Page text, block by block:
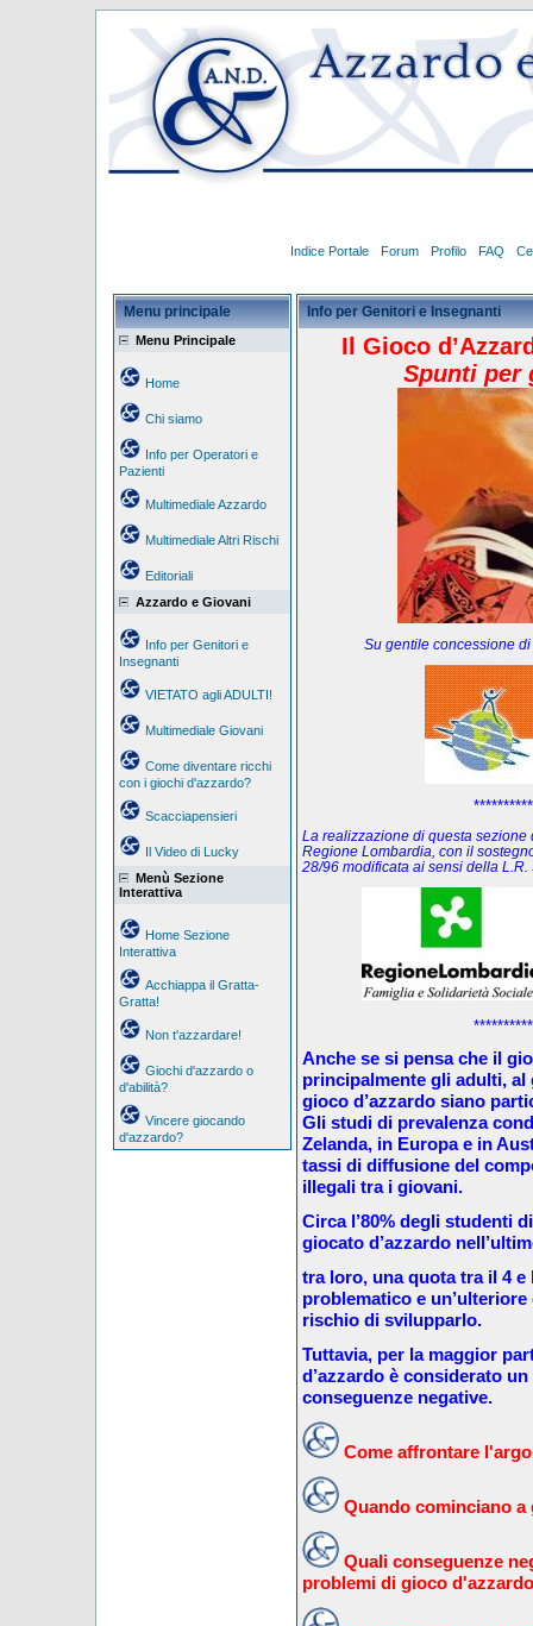
Indice Portale Forum Profilo FAQ
Menu principale
Menu Principale
Home
Chi siamo
Info per Operatori e
Pazienti
Multimediale Azzardo
Multimediale Altri Rischi
Editoriali
Azzardo e Giovani
Info per Genitori e
Insegnanti
VIETATO agli ADULTI!
Multimediale Giovani
Come diventare ricchi
con i giochi d'azzardo?
Scacciapensieri
Il Video di Lucky
Menù Sezione
Interattiva
Home Sezione
Interattiva
Acchiappa il Gratta-
Gratta!
Non t'azzardare!
Giochi d'azzardo o
d'abilità?
Vincere giocando
d'azzardo?
Info per Genitori e Insegnanti
Il Gioco
Spunti per
Su gentile concessione
La realizzazione di questa sezione
Regione Lombardia, con il
28/96 modificata ai sensi della
Anche se si pensa che il
principalmente gli adulti,
gioco d’azzardo siano
Gli studi di prevalenza
Zelanda, in Europa e in
tassi di diffusione del
illegali tra i giovani.
Circa l’80% degli studenti
giocato d’azzardo
tra loro, una quota tra il 4 e
problematico e
rischio di svilupparlo.
Tuttavia, per la maggior
d’azzardo è considerato
conseguenze negative.
Come affrontare
Quando cominciano a
Quali conseguenze
problemi di gioco